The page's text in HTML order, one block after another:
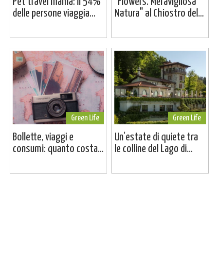
delle persone viaggia...
Natura" al Chiostro del...
Green Life
Bollette, viaggi e
consumi: quanto costa...
Green Life
Un’estate di quiete tra
le colline del Lago di...